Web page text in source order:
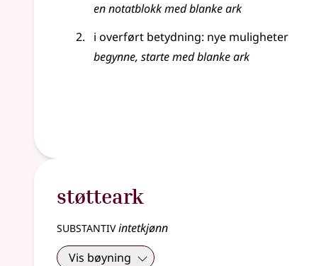
en notatblokk med blanke ark
i overført betydning: nye muligheter
begynne, starte med blanke ark
støtteark
substantivintetkjønn
Vis bøyning